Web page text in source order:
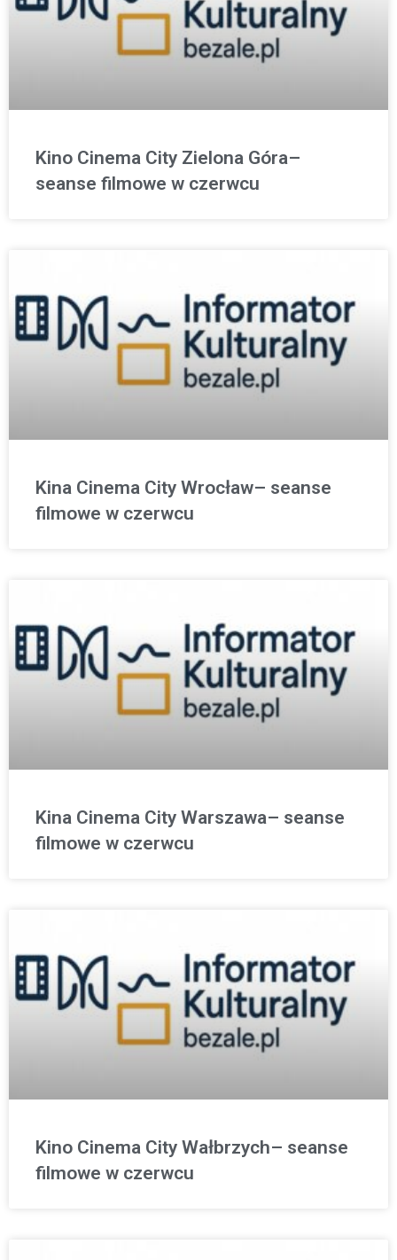
Kino Cinema City Zielona Góra–
seanse filmowe w czerwcu
Kina Cinema City Wrocław– seanse
filmowe w czerwcu
Kina Cinema City Warszawa– seanse
filmowe w czerwcu
Kino Cinema City Wałbrzych– seanse
filmowe w czerwcu